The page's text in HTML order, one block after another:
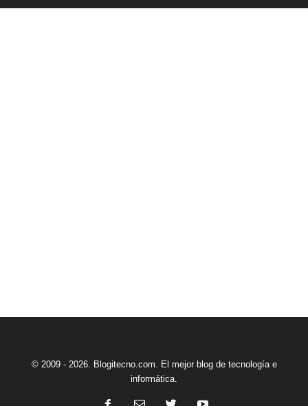
© 2009 - 2026. Blogitecno.com. El mejor blog de tecnología e
informática.